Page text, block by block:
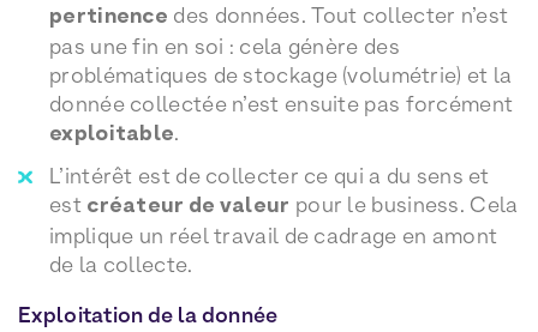
pertinence des données. Tout collecter n’est
pas une fin en soi : cela génère des
problématiques de stockage (volumétrie) et la
donnée collectée n’est ensuite pas forcément
exploitable.
L’intérêt est de collecter ce qui a du sens et
est créateur de valeur pour le business. Cela
implique un réel travail de cadrage en amont
de la collecte.
Exploitation de la donnée